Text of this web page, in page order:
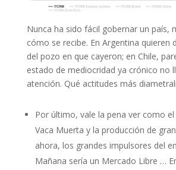
Nunca ha sido fácil gobernar un país,
cómo se recibe. En Argentina quieren
del pozo en que cayeron; en Chile,
estado de mediocridad ya crónico no
atención. Qué actitudes más
Por último, vale la pena ver como
Vaca Muerta y la producción de
ahora, los grandes impulsores del
Mañana sería un Mercado Libre …